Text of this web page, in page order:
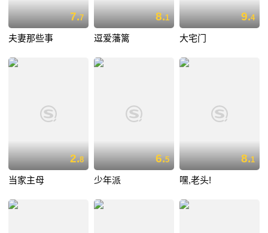
7.7
夫妻那些事
8.1
逗爱藩篱
9.4
大宅门
2.8
当家主母
6.5
少年派
8.1
嘿,老头!